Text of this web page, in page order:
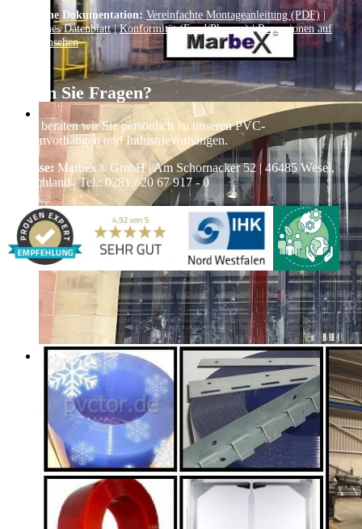
Technische Dokumentation: Vereinfachte Montageanleitung (PDF) |
Technisches Datenblatt|Konformität (Food/Pharma)|Rezensionen auf
Google ansehen
Haben Sie Fragen?
Gerne beraten wir Sie persönlich zu unseren PVC-
Streifenvorhängen und Industrievorhängen.
Adresse: Marbex® GmbH | Am Schornacker 52 | 46485 Wesel,
Deutschland | Tel.: 0281 / 20 67 917 - 0